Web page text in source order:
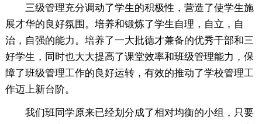
三级管理充分调动了学生的积极性，营造了使学生施
展才华的良好氛围。培养和锻炼了学生自理，自立，自
治，自强的能力。培养了一大批德才兼备的优秀干部和三
好学生，同时也大大提高了课堂效率和班级管理能力，保
障了班级管理工作的良好运转，有效的推动了学校管理工
作迈上新台阶。
我们班同学原来已经划分成了相对均衡的小组，只要